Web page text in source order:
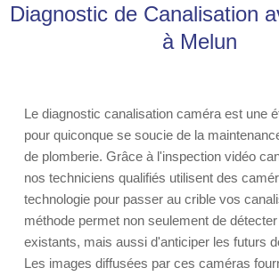
Diagnostic de Canalisation
à Melun
Le diagnostic canalisation caméra est une
pour quiconque se soucie de la
de plomberie. Grâce à l'inspection vidéo
nos techniciens qualifiés utilisent des
technologie pour passer au crible vos
méthode permet non seulement de
existants, mais aussi d'anticiper les futurs
Les images diffusées par ces caméras